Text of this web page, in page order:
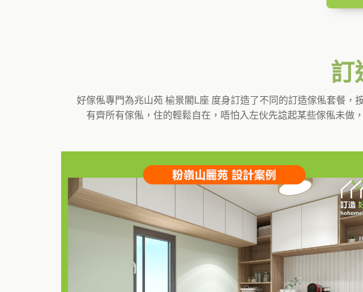
訂
好傢俬專門為兆山苑 榆景閣L座 度身訂造了不同的訂造傢俬套餐
有齊所有傢俬，住的輕鬆自在，唔怕入左伙先諗起某些傢俬未做